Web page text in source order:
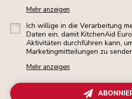
Mehr anzeigen
Ich willige in die Verarbeitung
Daten ein, damit KitchenAid
Aktivitäten durchführen kann,
Marketingmitteilungen zu
Mehr anzeigen